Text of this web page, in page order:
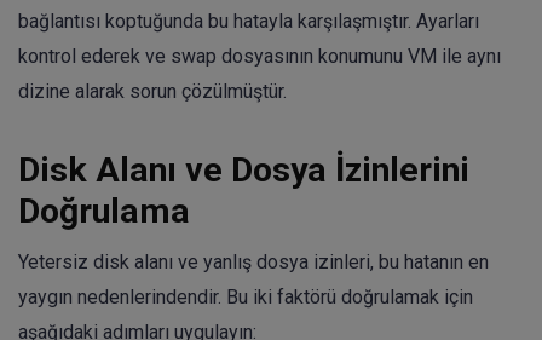
bağlantısı koptuğunda bu hatayla karşılaşmıştır. Ayarları
kontrol ederek ve swap dosyasının konumunu VM ile aynı
dizine alarak sorun çözülmüştür.
Disk Alanı ve Dosya İzinlerini
Doğrulama
Yetersiz disk alanı ve yanlış dosya izinleri, bu hatanın en
yaygın nedenlerindendir. Bu iki faktörü doğrulamak için
aşağıdaki adımları uygulayın: